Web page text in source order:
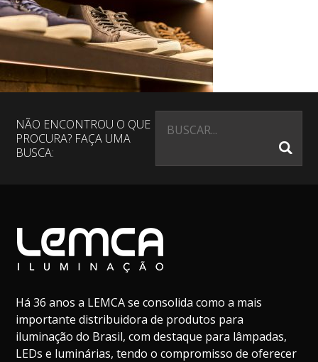
NÃO ENCONTROU O QUE
PROCURA? FAÇA UMA
BUSCA:
Há 36 anos a LEMCA se consolida como a mais
importante distribuidora de produtos para
iluminação do Brasil, com destaque para lâmpadas,
LEDs e luminárias, tendo o compromisso de oferecer